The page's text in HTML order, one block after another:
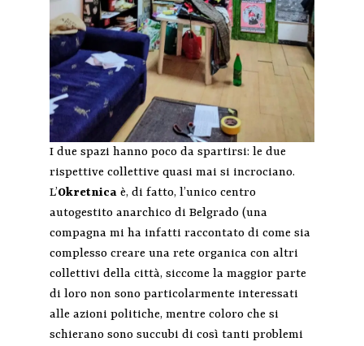
I due spazi hanno poco da spartirsi: le due
rispettive collettive quasi mai si incrociano.
L’Okretnicaè, di fatto, l’unico centro
autogestito anarchico di Belgrado (una
compagna mi ha infatti raccontato di come sia
complesso creare una rete organica con altri
collettivi della città, siccome la maggior parte
di loro non sono particolarmente interessati
alle azioni politiche, mentre coloro che si
schierano sono succubi di così tanti problemi